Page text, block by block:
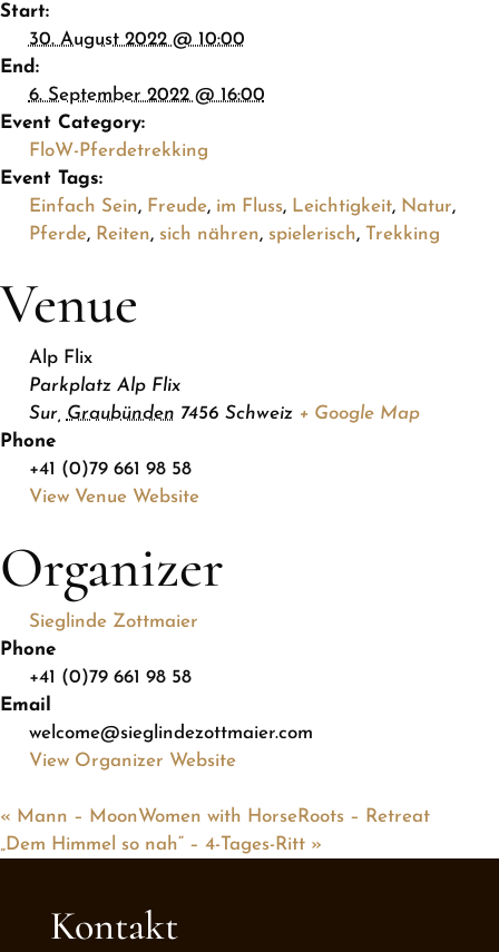
Start:
30. August 2022 @ 10:00
End:
6. September 2022 @ 16:00
Event Category:
FloW-Pferdetrekking
Event Tags:
Einfach Sein, Freude, im Fluss, Leichtigkeit, Natur,
Pferde, Reiten, sich nähren, spielerisch, Trekking
Venue
Alp Flix
Parkplatz Alp Flix
Sur, Graubünden 7456 Schweiz + Google Map
Phone
+41 (0)79 661 98 58
View Venue Website
Organizer
Sieglinde Zottmaier
Phone
+41 (0)79 661 98 58
Email
welcome@sieglindezottmaier.com
View Organizer Website
« Mann – MoonWomen with HorseRoots – Retreat
„Dem Himmel so nah“ – 4-Tages-Ritt »
Kontakt